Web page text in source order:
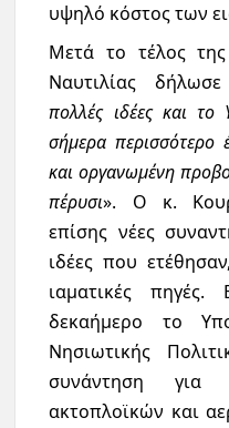
υψηλό κόστος των
Μετά το τέλος
Ναυτιλίας
πολλές ιδέες και το
σήμερα περισσότερο
και οργανωμένη
πέρυσι». Ο κ.
επίσης νέες
ιδέες που
ιαματικές
δεκαήμερο το
Νησιωτικής
συνάντηση για
ακτοπλοϊκών και